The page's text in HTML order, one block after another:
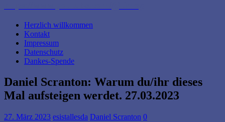
Herzlich willkommen
Kontakt
Impressum
Datenschutz
Dankes-Spende
Daniel Scranton: Warum du/ihr dieses
Mal aufsteigen werdet. 27.03.2023
27. März 2023 esistallesda Daniel Scranton 0